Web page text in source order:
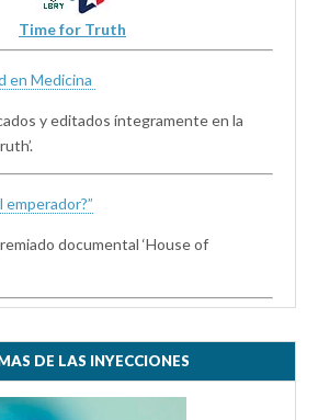
Time for Truth
en Medicina
y editados íntegramente en la
emperador?”
documental ‘House of
DE LAS INYECCIONES